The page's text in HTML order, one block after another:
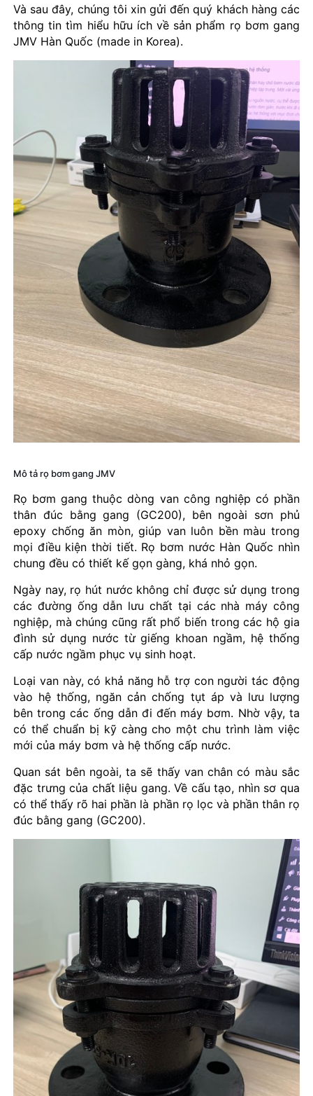
Và sau đây, chúng tôi xin gửi đến quý khách hàng các
thông tin tìm hiểu hữu ích về sản phẩm rọ bơm gang
JMV Hàn Quốc (made in Korea).
Mô tả rọ bơm gang JMV
Rọ bơm gang thuộc dòng van công nghiệp có phần
thân đúc bằng gang (GC200), bên ngoài sơn phủ
epoxy chống ăn mòn, giúp van luôn bền màu trong
mọi điều kiện thời tiết. Rọ bơm nước Hàn Quốc nhìn
chung đều có thiết kế gọn gàng, khá nhỏ gọn.
Ngày nay, rọ hút nước không chỉ được sử dụng trong
các đường ống dẫn lưu chất tại các nhà máy công
nghiệp, mà chúng cũng rất phổ biến trong các hộ gia
đình sử dụng nước từ giếng khoan ngầm, hệ thống
cấp nước ngầm phục vụ sinh hoạt.
Loại van này, có khả năng hỗ trợ con người tác động
vào hệ thống, ngăn cản chống tụt áp và lưu lượng
bên trong các ống dẫn đi đến máy bơm. Nhờ vậy, ta
có thể chuẩn bị kỹ càng cho một chu trình làm việc
mới của máy bơm và hệ thống cấp nước.
Quan sát bên ngoài, ta sẽ thấy van chân có màu sắc
đặc trưng của chất liệu gang. Về cấu tạo, nhìn sơ qua
có thể thấy rõ hai phần là phần rọ lọc và phần thân rọ
đúc bằng gang (GC200).